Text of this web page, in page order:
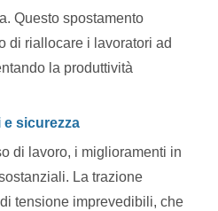
Questo spostamento
di riallocare i lavoratori ad
la produttività
e sicurezza
di lavoro, i miglioramenti in
La trazione
tensione imprevedibili, che